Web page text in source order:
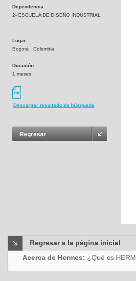
Dependencia:
2- ESCUELA DE DISEÑO INDUSTRIAL
Lugar:
Bogotá , Colombia
Duración:
1 meses
Descargar resultado de búsqueda
Regresar
Regresar a la página inicial
Acerca de Hermes: ¿Qué es